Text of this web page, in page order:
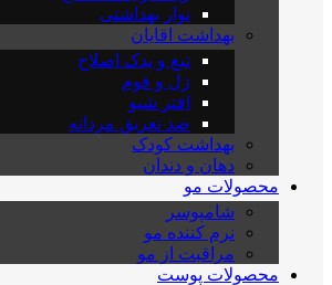
نوار بهداشتی
بهداشت اقایان
تیغ و یدک اصلاح
ژل و فوم
افتر شیو
ضد تعریق مردانه
بهداشت کودک
دهان و دندان
محصولات مو
شامپوسر
نرم کننده مو
مراقبت از مو
محصولات پوست